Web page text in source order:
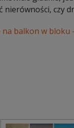
nierówności, czy
na balkon w bloku